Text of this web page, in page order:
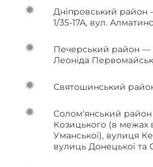
Дніпровський район
1/35-17А, вул.
Печерський район —
Леоніда
Святошинський
Солом'янський
Козицького (в межах
Уманської), вулиця
вулиць Донецької та